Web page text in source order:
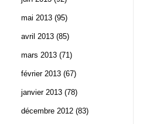
mai 2013 (95)
avril 2013 (85)
mars 2013 (71)
février 2013 (67)
janvier 2013 (78)
décembre 2012 (83)